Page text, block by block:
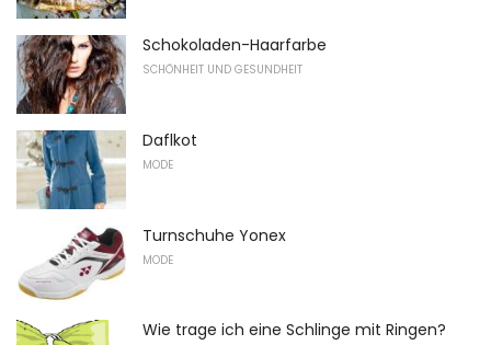
Schokoladen-Haarfarbe
SCHÖNHEIT UND GESUNDHEIT
Daflkot
MODE
Turnschuhe Yonex
MODE
Wie trage ich eine Schlinge mit Ringen?